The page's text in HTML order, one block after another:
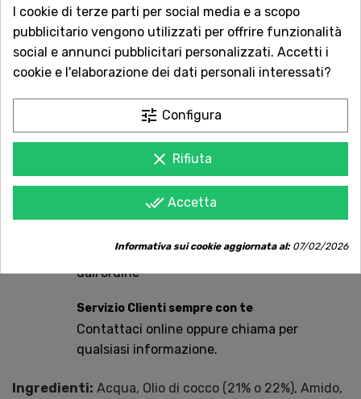
AGGIUNGI AL CARRELLO
Acquista in totale sicurezza
Dal 1957 a Catania. Clicca e leggi le oltre
1.000 recensioni dei nostri clienti.
Consegna in tutta Italia in 5 giorni
dall'ordine
Servizio Clienti sempre con te
Contattaci online oppure chiama per
qualsiasi informazione.
Ingredienti: Acqua, Olio di cocco (21% o 22%), Amido,
I cookie di terze parti per social media e a scopo
pubblicitario vengono utilizzati per offrire funzionalità
social e annunci pubblicitari personalizzati. Accetti i
cookie e l'elaborazione dei dati personali interessati?
tune Configura
clear Rifiuta
done_all Accetta
Informativa sui cookie aggiornata al:07/02/2026